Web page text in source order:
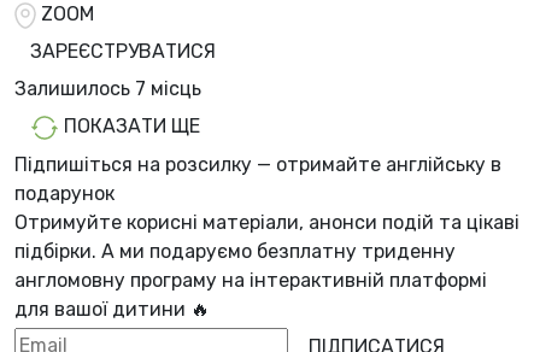
ZOOM
ЗАРЕЄСТРУВАТИСЯ
Залишилось 7 місць
ПОКАЗАТИ ЩЕ
Підпишіться на розсилку — отримайте англійську в
подарунок
Отримуйте корисні матеріали, анонси подій та цікаві
підбірки. А ми подаруємо безплатну триденну
англомовну програму на інтерактивній платформі
для вашої дитини 🔥
ПІДПИСАТИСЯ